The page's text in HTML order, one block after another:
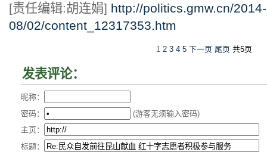
[责任编辑:胡连娟] http://politics.gmw.cn/2014-
08/02/content_12317353.htm
1 2 3 4 5 下一页 尾页 共5页
发表评论：
昵称：
密码：
(游客无须输入密码)
主页：
标题：